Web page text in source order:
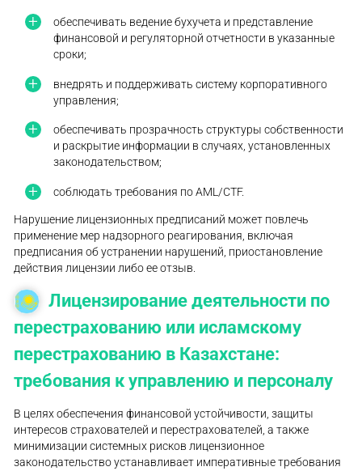
обеспечивать ведение бухучета и представление
финансовой и регуляторной отчетности в указанные
сроки;
внедрять и поддерживать систему корпоративного
управления;
обеспечивать прозрачность структуры собственности
и раскрытие информации в случаях, установленных
законодательством;
соблюдать требования по AML/CTF.
Нарушение лицензионных предписаний может повлечь
применение мер надзорного реагирования, включая
предписания об устранении нарушений, приостановление
действия лицензии либо ее отзыв.
Лицензирование деятельности по
перестрахованию или исламскому
перестрахованию в Казахстане:
требования к управлению и персоналу
В целях обеспечения финансовой устойчивости, защиты
интересов страхователей и перестрахователей, а также
минимизации системных рисков лицензионное
законодательство устанавливает императивные требования